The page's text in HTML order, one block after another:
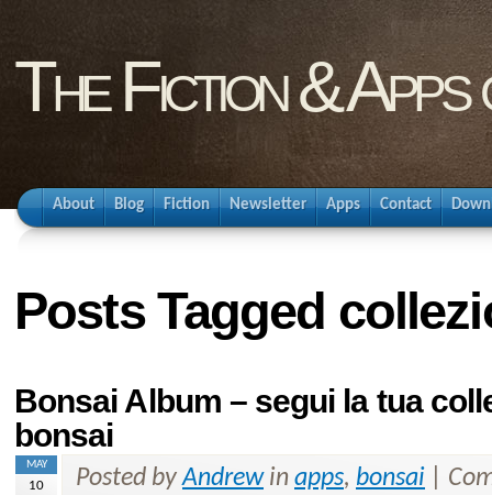
The Fiction &
About Blog Fiction Newsletter Apps Contact
Posts Tagged
Bonsai Album – segui la tua
bonsai
MAY
10 Posted byAndrewin apps, bonsai